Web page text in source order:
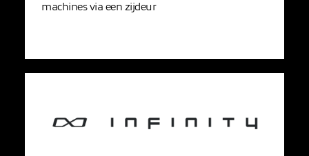
machines via een zijdeur